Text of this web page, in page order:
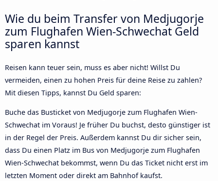
Wie du beim Transfer von Medjugorje
zum Flughafen Wien-Schwechat Geld
sparen kannst
Reisen kann teuer sein, muss es aber nicht! Willst Du
vermeiden, einen zu hohen Preis für deine Reise zu zahlen?
Mit diesen Tipps, kannst Du Geld sparen:
Buche das Busticket von Medjugorje zum Flughafen Wien-
Schwechat im Voraus! Je früher Du buchst, desto günstiger ist
in der Regel der Preis. Außerdem kannst Du dir sicher sein,
dass Du einen Platz im Bus von Medjugorje zum Flughafen
Wien-Schwechat bekommst, wenn Du das Ticket nicht erst im
letzten Moment oder direkt am Bahnhof kaufst.